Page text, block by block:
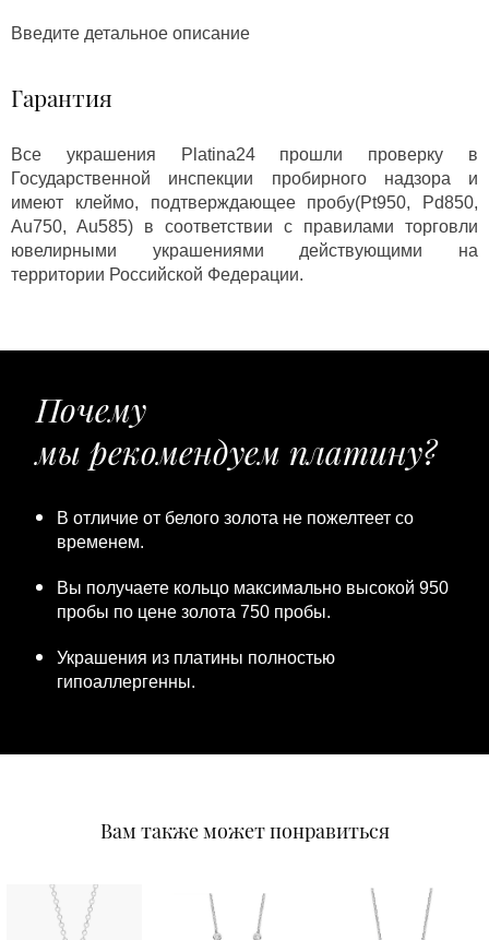
Введите детальное описание
Гарантия
Все украшения Platina24 прошли проверку в
Государственной инспекции пробирного надзора и
имеют клеймо, подтверждающее пробу(Pt950, Pd850,
Au750, Au585) в соответствии с правилами торговли
ювелирными украшениями действующими на
территории Российской Федерации.
Почему
мы рекомендуем платину?
В отличие от белого золота не пожелтеет со
временем.
Вы получаете кольцо максимально высокой 950
пробы по цене золота 750 пробы.
Украшения из платины полностью
гипоаллергенны.
Вам также может понравиться